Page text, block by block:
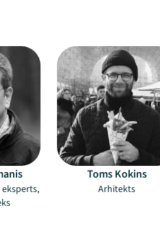
eksperts,
Toms Kokins
Arhitekts